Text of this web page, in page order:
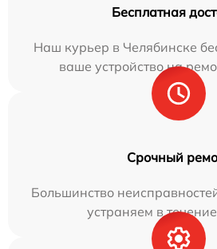
Бесплатная
Наш курьер в Челябинске
ваше устройство на
Срочный
Большинство
устраняем в